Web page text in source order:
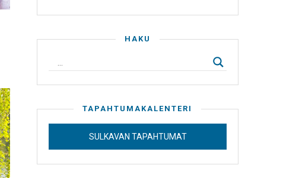
HAKU
TAPAHTUMAKALENTERI
SULKAVAN TAPAHTUMAT